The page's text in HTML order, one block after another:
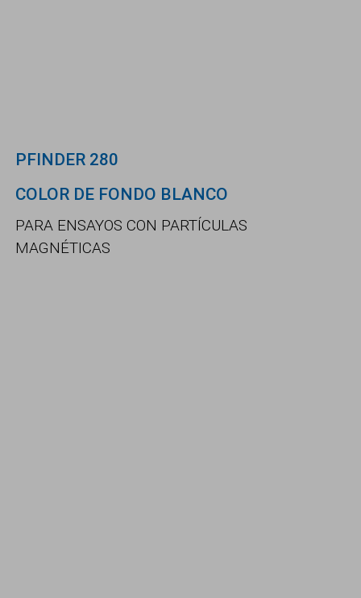
PFINDER 280
COLOR DE FONDO BLANCO
PARA ENSAYOS CON PARTÍCULAS
MAGNÉTICAS